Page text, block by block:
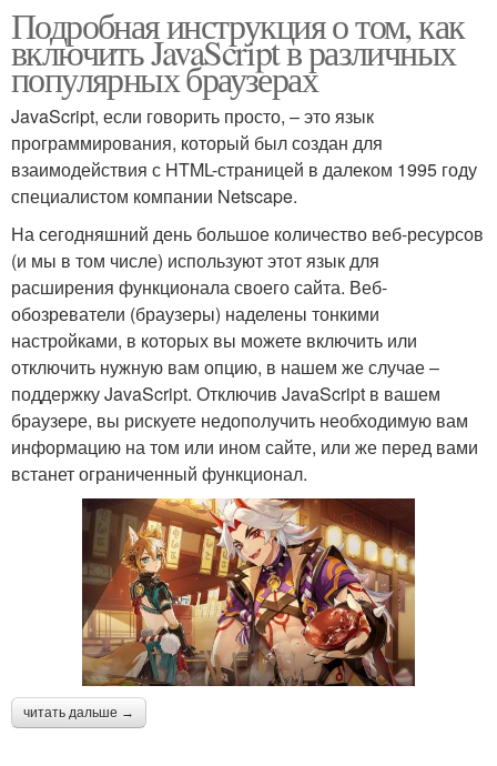
Подробная инструкция о том, как
включить JavaScript в различных
популярных браузерах
JavaScript, если говорить просто, – это язык
программирования, который был создан для
взаимодействия с HTML-страницей в далеком 1995 году
специалистом компании Netscape.
На сегодняшний день большое количество веб-ресурсов
(и мы в том числе) используют этот язык для
расширения функционала своего сайта. Веб-
обозреватели (браузеры) наделены тонкими
настройками, в которых вы можете включить или
отключить нужную вам опцию, в нашем же случае –
поддержку JavaScript. Отключив JavaScript в вашем
браузере, вы рискуете недополучить необходимую вам
информацию на том или ином сайте, или же перед вами
встанет ограниченный функционал.
читать дальше →